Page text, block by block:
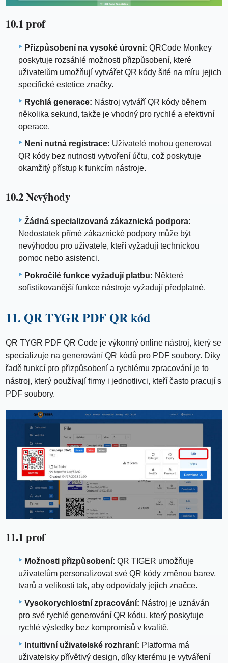
10.1 prof
Přizpůsobení na vysoké úrovni: QRCode Monkey
poskytuje rozsáhlé možnosti přizpůsobení, které
uživatelům umožňují vytvářet QR kódy šité na míru jejich
specifické estetice značky.
Rychlá generace: Nástroj vytváří QR kódy během
několika sekund, takže je vhodný pro rychlé a efektivní
operace.
Není nutná registrace: Uživatelé mohou generovat
QR kódy bez nutnosti vytvoření účtu, což poskytuje
okamžitý přístup k funkcím nástroje.
10.2 Nevýhody
Žádná specializovaná zákaznická podpora:
Nedostatek přímé zákaznické podpory může být
nevýhodou pro uživatele, kteří vyžadují technickou
pomoc nebo asistenci.
Pokročilé funkce vyžadují platbu: Některé
sofistikovanější funkce nástroje vyžadují předplatné.
11. QR TYGR PDF QR kód
QR TYGR PDF QR Code je výkonný online nástroj, který se
specializuje na generování QR kódů pro PDF soubory. Díky
řadě funkcí pro přizpůsobení a rychlému zpracování je to
nástroj, který používají firmy i jednotlivci, kteří často pracují s
PDF soubory.
11.1 prof
Možnosti přizpůsobení: QR TIGER umožňuje
uživatelům personalizovat své QR kódy změnou barev,
tvarů a velikostí tak, aby odpovídaly jejich značce.
Vysokorychlostní zpracování: Nástroj je uznáván
pro své rychlé generování QR kódu, který poskytuje
rychlé výsledky bez kompromisů v kvalitě.
Intuitivní uživatelské rozhraní: Platforma má
uživatelsky přívětivý design, díky kterému je vytváření